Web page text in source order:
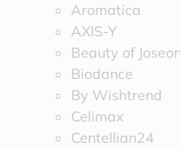
Aromatica
AXIS-Y
Beauty of Joseon
Biodance
By Wishtrend
Celimax
Centellian24